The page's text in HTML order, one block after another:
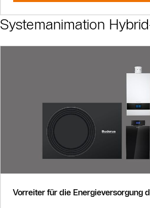
Systemanimation
Vorreiter für die Energieversorgung